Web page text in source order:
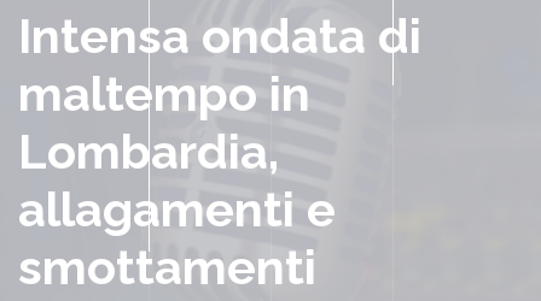
Intensa ondata di
maltempo in
Lombardia,
allagamenti e
smottamenti